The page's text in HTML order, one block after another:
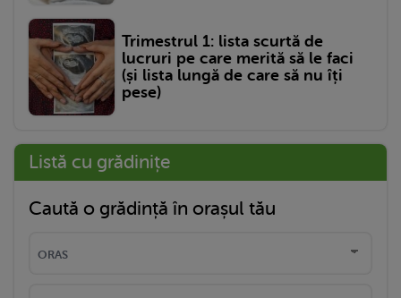
Trimestrul 1: lista scurtă de
lucruri pe care merită să le faci
(și lista lungă de care să nu îți
pese)
Listă cu grădinițe
Caută o grădință în orașul tău